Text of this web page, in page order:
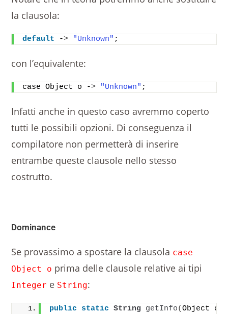
la clausola:
default -> "Unknown" ;
con l’equivalente:
case Object o -> "Unknown" ;
Infatti anche in questo caso avremmo coperto
tutti le possibili opzioni. Di conseguenza il
compilatore non permetterà di inserire
entrambe queste clausole nello stesso
costrutto.
Dominance
Se provassimo a spostare la clausola case
Object o prima delle clausole relative ai tipi
Integer e String:
public static String getInfo(Object